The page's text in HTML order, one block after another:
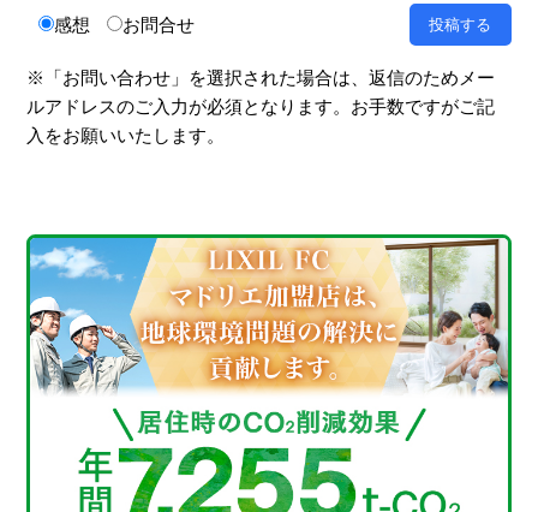
感想 お問合せ
※「お問い合わせ」を選択された場合は、返信のためメー
ルアドレスのご入力が必須となります。お手数ですがご記
入をお願いいたします。